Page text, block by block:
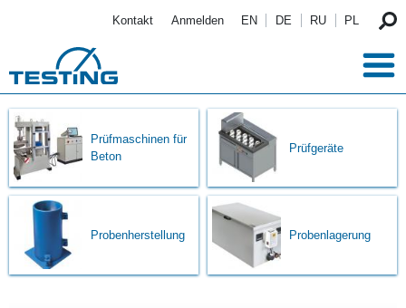
Kontakt Anmelden EN DE RU PL
Prüfmaschinen für
Beton
Prüfgeräte
Probenherstellung Probenlagerung